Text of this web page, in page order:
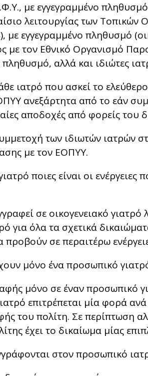
με εγγεγραμμένο
λειτουργίας των Τοπικών
με εγγεγραμμένο πληθυσμό
με τον Εθνικό Οργανισμό
αλλά και ιδιώτες
ιατρό που ασκεί το
ανεξάρτητα από το εάν
αποδοχές από φορείς του
των ιδιωτών ιατρών
με τον ΕΟΠΥΥ.
ποιες είναι οι ενέργειες
σε οικογενειακό γιατρό
για όλα τα σχετικά
προβούν σε περαιτέρω
μόνο ένα προσωπικό
μόνο σε έναν προσωπικό
επιτρέπεται μία φορά
του πολίτη. Σε περίπτωση
έχει το δικαίωμα μίας
στον προσωπικό